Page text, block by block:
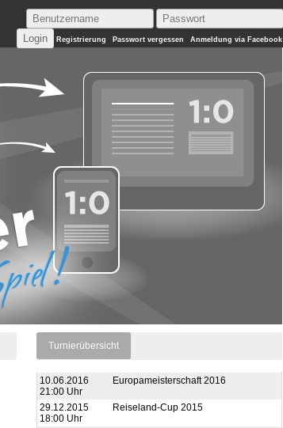
Registrierung Passwort vergessen Anmeldung via Facebook
Turnierübersicht
10.06.2016
21:00 Uhr
Europameisterschaft 2016
29.12.2015
18:00 Uhr
Reiseland-Cup 2015